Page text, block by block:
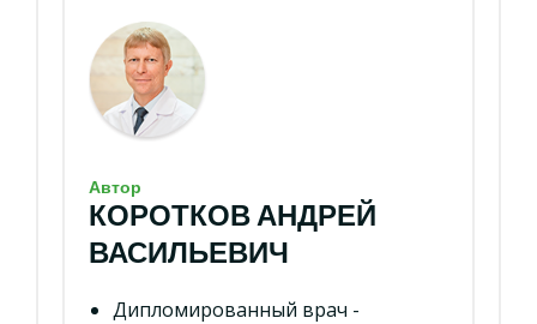
Автор
КОРОТКОВ АНДРЕЙ
ВАСИЛЬЕВИЧ
Дипломированный врач -